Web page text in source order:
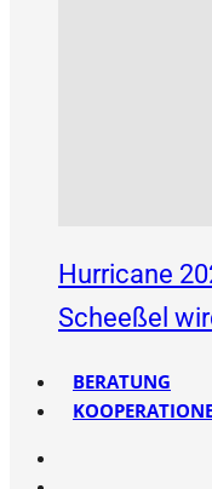
Hurricane
Scheeßel
BERATUNG